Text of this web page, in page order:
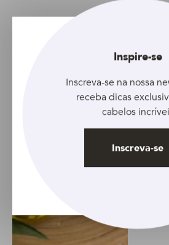
Inspire-se
Inscreva-se na nossa
receba dicas
cabelos
Inscreva-se